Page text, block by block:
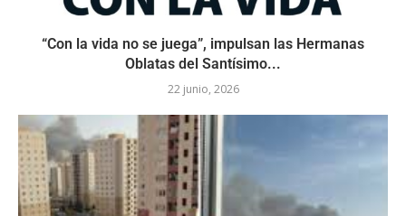
“Con la vida no se juega”, impulsan las Hermanas
Oblatas del Santísimo...
22 junio, 2026